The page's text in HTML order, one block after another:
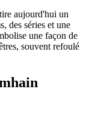
aujourd'hui un
des séries et une
une façon de
souvent refoulé